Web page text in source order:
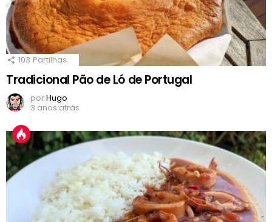
103 Partilhas
Tradicional Pão de Ló de Portugal
porHugo
3 anos atrás